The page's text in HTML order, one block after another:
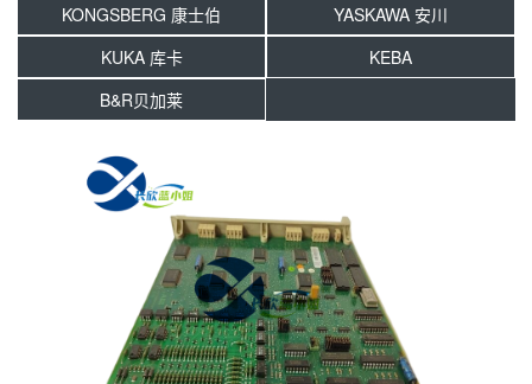
KONGSBERG 康士伯
YASKAWA 安川
KUKA 库卡
KEBA
B&R贝加莱